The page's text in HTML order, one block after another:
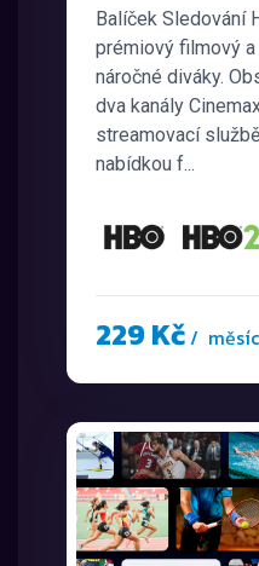
a
Balíček Sledování
prémiový filmový
náročné diváky.
dva kanály
streamovací
nabídkou f...
229 Kč/ měsíc